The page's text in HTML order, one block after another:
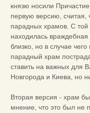
князю носили
первую версию, считая,
парадных храмов. С той
находилась
близко, но в случае
парадный храм
ставить на важных для
Новгорода и Киева, но
Вторая версия - храм
мнение, что это был не